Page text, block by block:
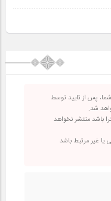
پس از تایید توسط
شد.
باشد منتشر نخواهد
یا غیر مرتبط باشد